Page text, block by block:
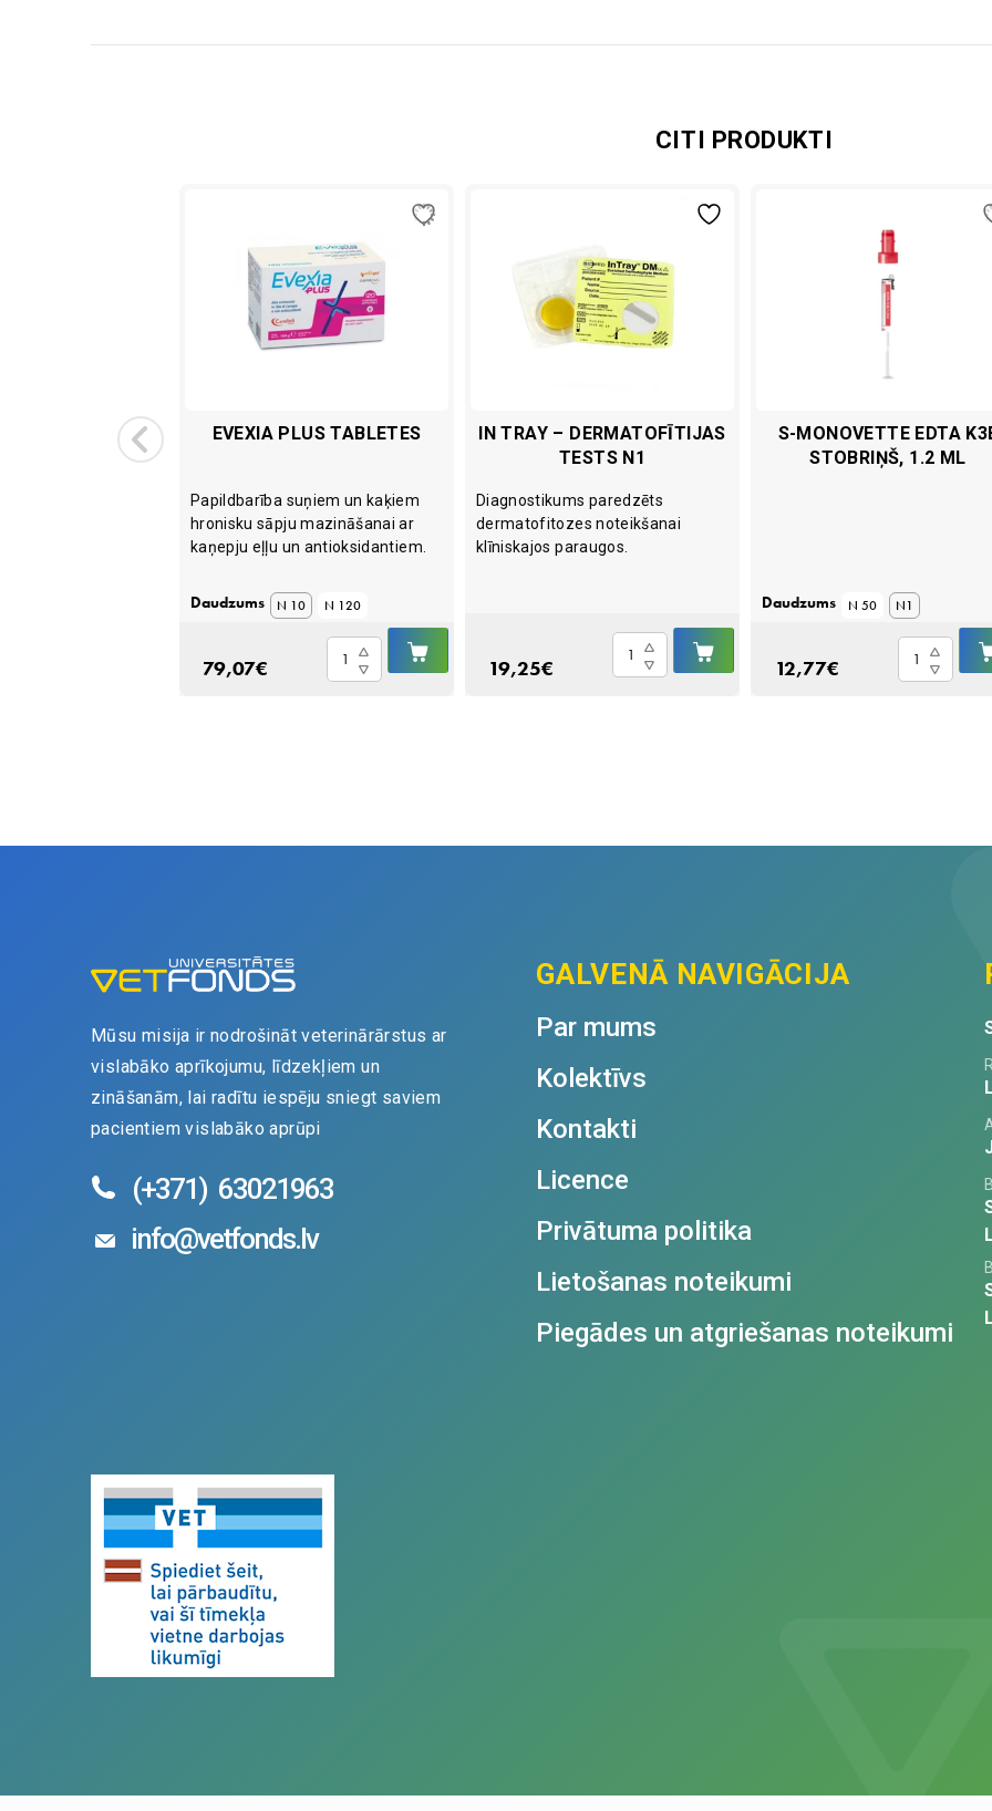
CITI PRODUKTI
2ML
GROZĀ
EVEXIA PLUS TABLETES
Papildbarība suņiem un kaķiem
hronisku sāpju mazināšanai ar
kaņepju eļļu un antioksidantiem.
Daudzums N 10 N 120
79,07€
PLUS
GROZĀ
IN TRAY – DERMATOFĪTIJAS
TESTS N1
Diagnostikums paredzēts
dermatofitozes noteikšanai
klīniskajos paraugos.
19,25€
Tray
GROZĀ
S-MONOVETTE EDTA
STOBRIŅŠ, 1.2 ML
Daudzums N 50 N1
12,77€
Monovette
quantity
Mūsu misija ir nodrošināt veterinārārstus ar
vislabāko aprīkojumu, līdzekļiem un
zināšanām, lai radītu iespēju sniegt saviem
pacientiem vislabāko aprūpi
(+371) 63021963
info@vetfonds.lv
GALVENĀ NAVIGĀCIJA
Par mums
Kolektīvs
Kontakti
Licence
Privātuma politika
Lietošanas noteikumi
Piegādes un atgriešanas noteikumi